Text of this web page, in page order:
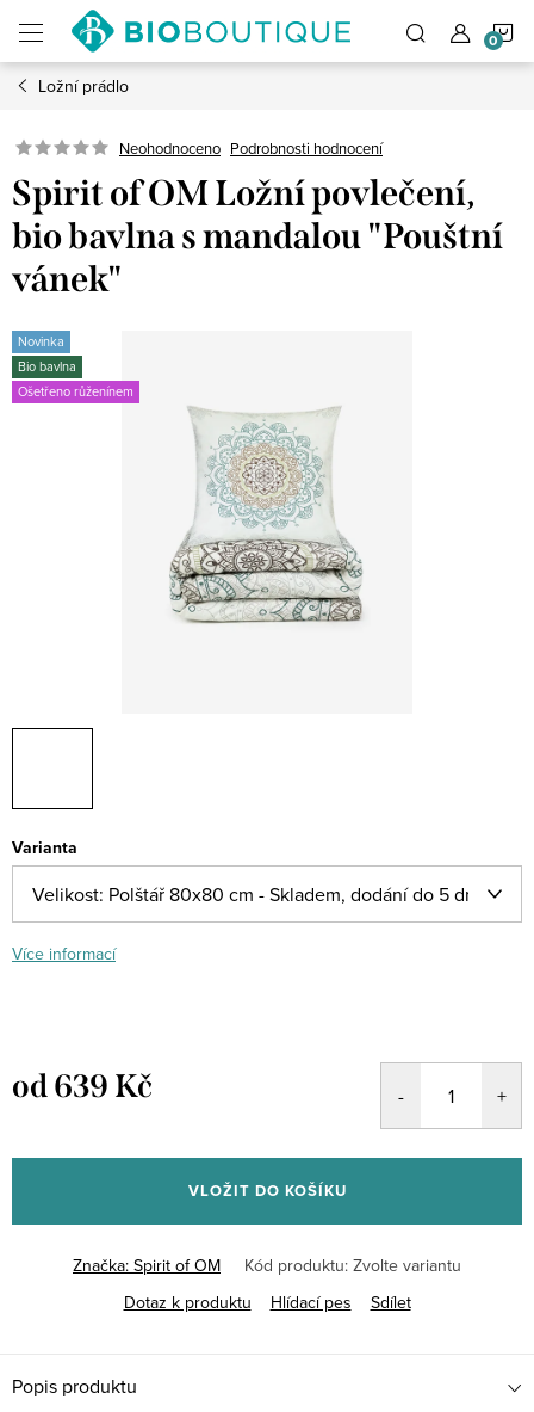
obsah
Ložní prádlo
Neohodnoceno Podrobnosti hodnocení
Spirit of OM Ložní povlečení,
bio bavlna s mandalou "Pouštní
vánek"
Novinka
Bio bavlna
Ošetřeno růženínem
Varianta
Více informací
od639 Kč
VLOŽIT DO KOŠÍKU
Značka: Spirit of OM Kód produktu: Zvolte variantu
Dotaz k produktu
Hlídací pes Sdílet
Popis produktu